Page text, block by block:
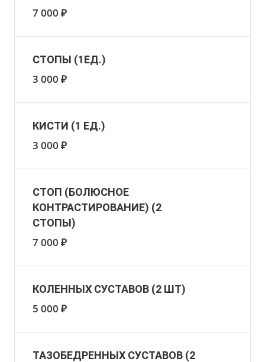
7 000 ₽
СТОПЫ (1ЕД.)
3 000 ₽
КИСТИ (1 ЕД.)
3 000 ₽
СТОП (БОЛЮСНОЕ
КОНТРАСТИРОВАНИЕ) (2
СТОПЫ)
7 000 ₽
КОЛЕННЫХ СУСТАВОВ (2 ШТ)
5 000 ₽
ТАЗОБЕДРЕННЫХ СУСТАВОВ (2